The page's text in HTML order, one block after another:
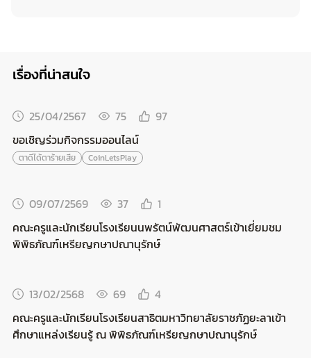
เรื่องที่น่าสนใจ
25/04/2567 75
97
ขอเชิญร่วมกิจกรรมออนไลน์
ตาดีได้ตาร้ายเสีย CoinLetsPlay
09/07/2569 37
1
คณะครูและนักเรียนโรงเรียนนพรัตน์พัฒนศาสตร์เข้าเยี่ยมชม
พิพิธภัณฑ์เหรียญกษาปณานุรักษ์
13/02/2568 69
4
คณะครูและนักเรียนโรงเรียนสาธิตมหาวิทยาลัยราชภัฏยะลาเข้า
ศึกษาแหล่งเรียนรู้ ณ พิพิธภัณฑ์เหรียญกษาปณานุรักษ์